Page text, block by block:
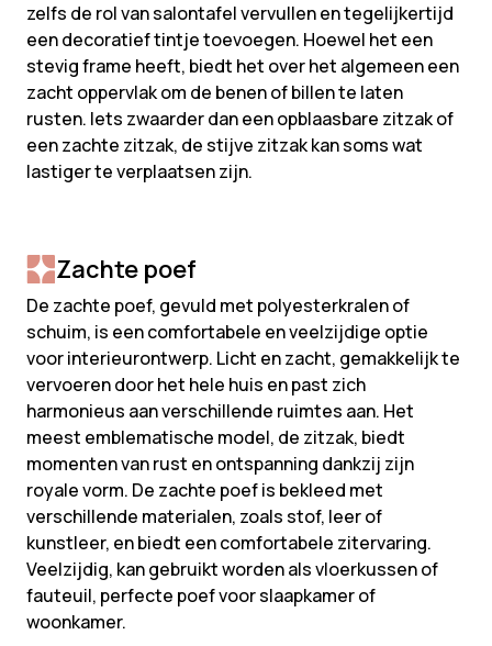
zelfs de rol van salontafel vervullen en tegelijkertijd
een decoratief tintje toevoegen. Hoewel het een
stevig frame heeft, biedt het over het algemeen een
zacht oppervlak om de benen of billen te laten
rusten. Iets zwaarder dan een opblaasbare zitzak of
een zachte zitzak, de stijve zitzak kan soms wat
lastiger te verplaatsen zijn.
Zachte poef
De zachte poef, gevuld met polyesterkralen of
schuim, is een comfortabele en veelzijdige optie
voor interieurontwerp. Licht en zacht, gemakkelijk te
vervoeren door het hele huis en past zich
harmonieus aan verschillende ruimtes aan. Het
meest emblematische model, de zitzak, biedt
momenten van rust en ontspanning dankzij zijn
royale vorm. De zachte poef is bekleed met
verschillende materialen, zoals stof, leer of
kunstleer, en biedt een comfortabele zitervaring.
Veelzijdig, kan gebruikt worden als vloerkussen of
fauteuil, perfecte poef voor slaapkamer of
woonkamer.